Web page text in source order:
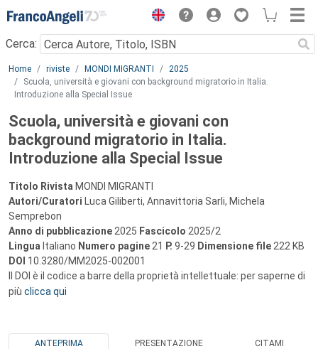
Menu
Cerca:
Main content
Home riviste MONDI MIGRANTI
2025
Scuola, università e giovani con background migratorio in Italia.
Introduzione alla Special Issue
Scuola, università e giovani con
background migratorio in Italia.
Introduzione alla Special Issue
Titolo Rivista MONDI MIGRANTI
Autori/Curatori Luca Giliberti, Annavittoria Sarli, Michela
Semprebon
Anno di pubblicazione 2025 Fascicolo 2025/2
Lingua Italiano Numero pagine 21 P. 9-29 Dimensione file 222 KB
DOI 10.3280/MM2025-002001
Il DOI è il codice a barre della proprietà intellettuale: per saperne di
più clicca qui
ANTEPRIMA PRESENTAZIONE CITAMI